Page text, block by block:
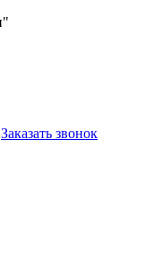
Заказать звонок